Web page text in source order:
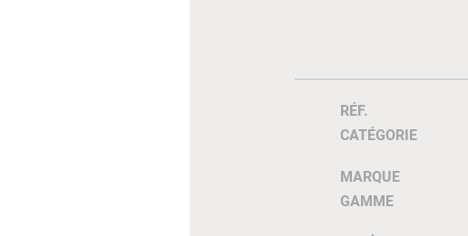
RÉF.
CATÉGORIE
MARQUE
GAMME